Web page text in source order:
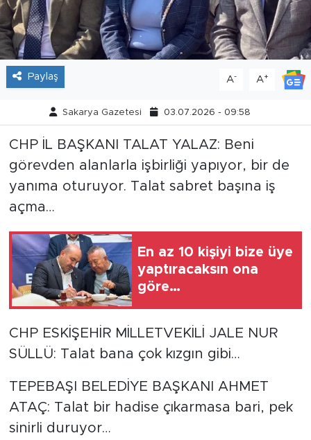
Paylaş A- A+
Sakarya Gazetesi 03.07.2026 - 09:58
CHP İL BAŞKANI TALAT YALAZ: Beni
görevden alanlarla işbirliği yapıyor, bir de
yanıma oturuyor. Talat sabret başına iş
açma…
En az 10 kişiyi bize üye
yaptıracaksın ona
göre…
CHP ESKİŞEHİR MİLLETVEKİLİ JALE NUR
SÜLLÜ: Talat bana çok kızgın gibi…
TEPEBAŞI BELEDİYE BAŞKANI AHMET
ATAÇ: Talat bir hadise çıkarmasa bari, pek
sinirli duruyor…
Tarihçe
Resmi İlanlar
Teknoloji
Politika